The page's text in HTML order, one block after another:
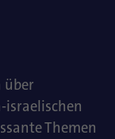
über
israelischen
Themen